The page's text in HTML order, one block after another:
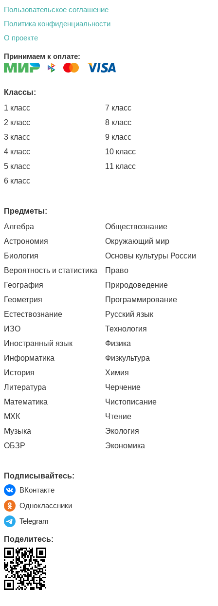
Пользовательское соглашение
Политика конфиденциальности
О проекте
Принимаем к оплате:
Классы:
1 класс
2 класс
3 класс
4 класс
5 класс
6 класс
7 класс
8 класс
9 класс
10 класс
11 класс
Предметы:
Алгебра
Астрономия
Биология
Вероятность и статистика
География
Геометрия
Естествознание
ИЗО
Иностранный язык
Информатика
История
Литература
Математика
МХК
Музыка
ОБЗР
Обществознание
Окружающий мир
Основы культуры России
Право
Природоведение
Программирование
Русский язык
Технология
Физика
Физкультура
Химия
Черчение
Чистописание
Чтение
Экология
Экономика
Подписывайтесь:
ВКонтакте
Одноклассники
Telegram
Поделитесь: